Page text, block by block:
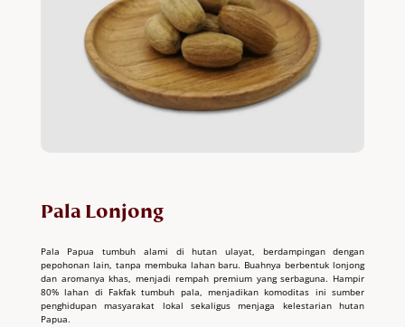
Pala Lonjong
Pala Papua tumbuh alami di hutan ulayat, berdampingan dengan
pepohonan lain, tanpa membuka lahan baru. Buahnya berbentuk lonjong
dan aromanya khas, menjadi rempah premium yang serbaguna. Hampir
80% lahan di Fakfak tumbuh pala, menjadikan komoditas ini sumber
penghidupan masyarakat lokal sekaligus menjaga kelestarian hutan
Papua.